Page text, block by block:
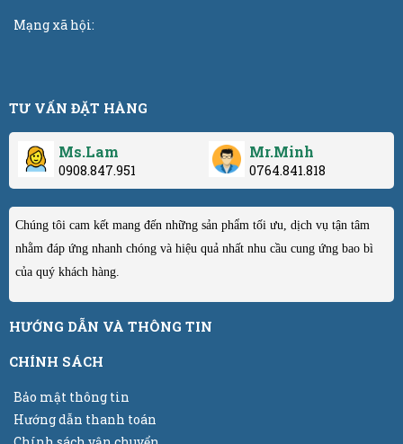
Mạng xã hội:
TƯ VẤN ĐẶT HÀNG
Ms.Lam
0908.847.951
Mr.Minh
0764.841.818
Chúng tôi cam kết mang đến những sản phẩm tối ưu, dịch vụ tận tâm
nhằm đáp ứng nhanh chóng và hiệu quả nhất nhu cầu cung ứng bao bì
của quý khách hàng.
HƯỚNG DẪN VÀ THÔNG TIN
CHÍNH SÁCH
Bảo mật thông tin
Hướng dẫn thanh toán